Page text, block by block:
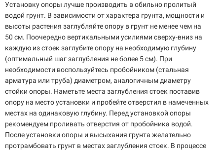
Установку опоры лучше производить в обильно пролитый
водой грунт. В зависимости от характера грунта, мощности и
высоты растения заглубляйте опору в грунт не менее чем на
50 см. Поочередно вертикальными усилиями сверху-вниз на
каждую из стоек заглубите опору на необходимую глубину
(оптимальный шаг заглубления не более 5 см). При
необходимости воспользуйтесь пробойником (стальная
арматура или труба) диаметром, аналогичным диаметру
стойки опоры. Наметьте места заглубления стоек поставив
опору на место установки и пробейте отверстия в намеченных
местах на одинаковую глубину. Перед установкой опоры
рекомендуем проливать отверстия от пробойника водой.
После установки опоры и высыхания грунта желательно
протрамбовать грунт в местах заглубления стоек. В процессе